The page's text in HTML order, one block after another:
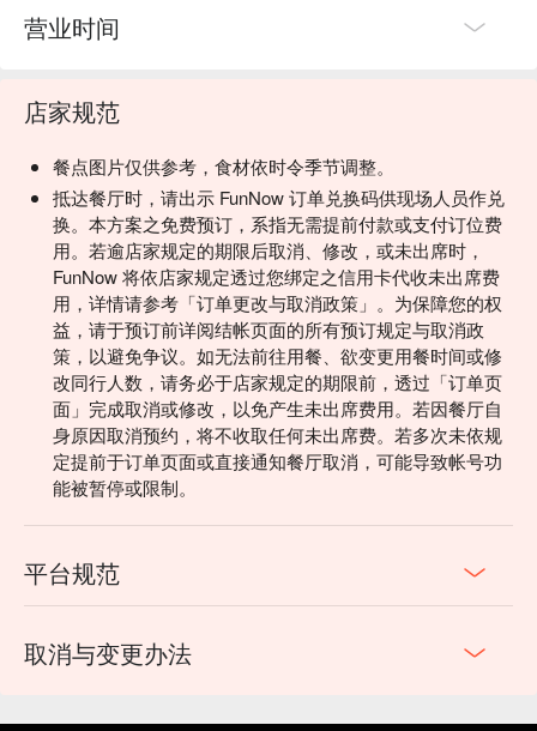
营业时间
店家规范
餐点图片仅供参考，食材依时令季节调整。
抵达餐厅时，请出示 FunNow 订单兑换码供现场人员作兑
换。本方案之免费预订，系指无需提前付款或支付订位费
用。若逾店家规定的期限后取消、修改，或未出席时，
FunNow 将依店家规定透过您绑定之信用卡代收未出席费
用，详情请参考「订单更改与取消政策」。为保障您的权
益，请于预订前详阅结帐页面的所有预订规定与取消政
策，以避免争议。如无法前往用餐、欲变更用餐时间或修
改同行人数，请务必于店家规定的期限前，透过「订单页
面」完成取消或修改，以免产生未出席费用。若因餐厅自
身原因取消预约，将不收取任何未出席费。若多次未依规
定提前于订单页面或直接通知餐厅取消，可能导致帐号功
能被暂停或限制。
平台规范
取消与变更办法